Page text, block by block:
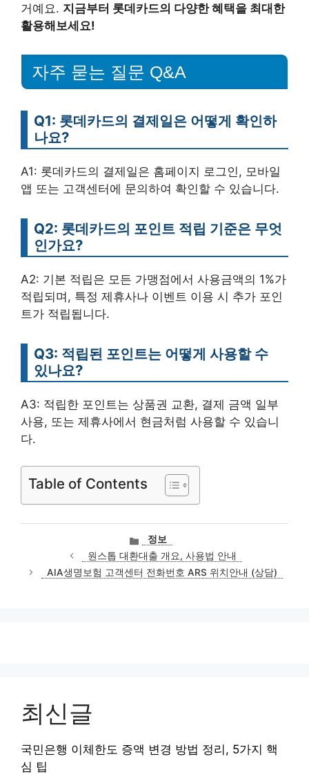
거예요. 지금부터 롯데카드의 다양한 혜택을 최대한
활용해보세요!
자주 묻는 질문 Q&A
Q1: 롯데카드의 결제일은 어떻게 확인하
나요?
A1: 롯데카드의 결제일은 홈페이지 로그인, 모바일
앱 또는 고객센터에 문의하여 확인할 수 있습니다.
Q2: 롯데카드의 포인트 적립 기준은 무엇
인가요?
A2: 기본 적립은 모든 가맹점에서 사용금액의 1%가
적립되며, 특정 제휴사나 이벤트 이용 시 추가 포인
트가 적립됩니다.
Q3: 적립된 포인트는 어떻게 사용할 수
있나요?
A3: 적립한 포인트는 상품권 교환, 결제 금액 일부
사용, 또는 제휴사에서 현금처럼 사용할 수 있습니
다.
Table of Contents
카
테
고
리
정보
원스톱 대환대출 개요, 사용법 안내
AIA생명보험 고객센터 전화번호 ARS 위치안내 (상담)
최신글
국민은행 이체한도 증액 변경 방법 정리, 5가지 핵
심 팁